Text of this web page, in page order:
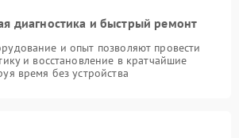
диагностика и быстрый ремонт
и опыт позволяют провести
и восстановление в кратчайшие
время без устройства